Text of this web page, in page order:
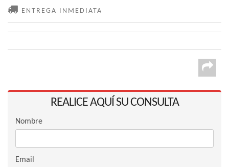
ENTREGA INMEDIATA
REALICE AQUÍ SU CONSULTA
Nombre
Email